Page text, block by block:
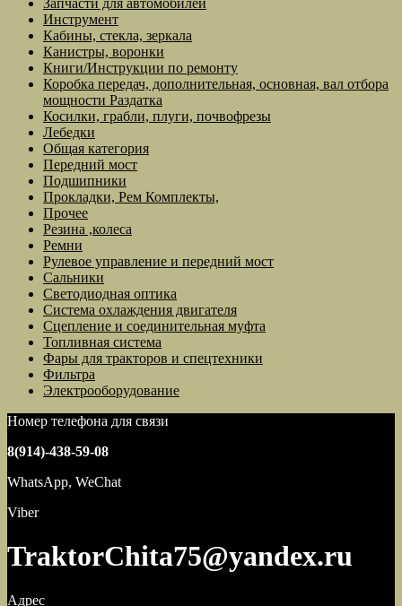
Запчасти для автомобилей
Инструмент
Кабины, стекла, зеркала
Канистры, воронки
Книги/Инструкции по ремонту
Коробка передач, дополнительная, основная, вал отбора
мощности Раздатка
Косилки, грабли, плуги, почвофрезы
Лебедки
Общая категория
Передний мост
Подшипники
Прокладки, Рем Комплекты,
Прочее
Резина ,колеса
Ремни
Рулевое управление и передний мост
Сальники
Светодиодная оптика
Система охлаждения двигателя
Сцепление и соединительная муфта
Топливная система
Фары для тракторов и спецтехники
Фильтра
Электрооборудование
Номер телефона для связи
8(914)-438-59-08
WhatsApp, WeChat
Viber
TraktorChita75@yandex.ru
Адрес